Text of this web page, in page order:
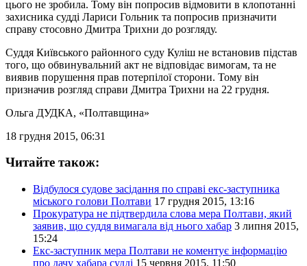
цього не зробила. Тому він попросив відмовити в клопотанні
захисника судді Лариси Гольник та попросив призначити
справу стосовно Дмитра Трихни до розгляду.
Суддя Київського районного суду Куліш не встановив підстав
того, що обвинувальний акт не відповідає вимогам, та не
виявив порушення прав потерпілої сторони. Тому він
призначив розгляд справи Дмитра Трихни на 22 грудня.
Ольга ДУДКА, «Полтавщина»
18 грудня 2015, 06:31
Читайте також:
Відбулося судове засідання по справі екс-заступника
міського голови Полтави 17 грудня 2015, 13:16
Прокуратура не підтвердила слова мера Полтави, який
заявив, що суддя вимагала від нього хабар 3 липня 2015,
15:24
Екс-заступник мера Полтави не коментує інформацію
про дачу хабара судді 15 червня 2015, 11:50